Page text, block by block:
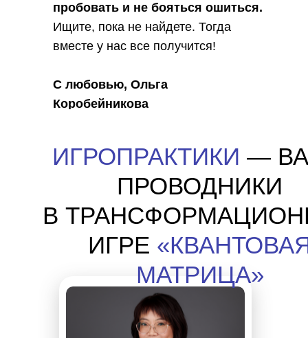
пробовать и не бояться ошиться.
Ищите, пока не найдете. Тогда
вместе у нас все получится!
С любовью, Ольга
Коробейникова
ИГРОПРАКТИКИ —
ПРОВОДНИКИ
В
ИГРЕ
МАТРИЦА»